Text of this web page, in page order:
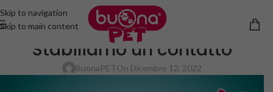
Skip to navigation
Skip to main content
NEWS
Stabiliamo un contatto
BuonaPETOn Dicembre 12, 2022